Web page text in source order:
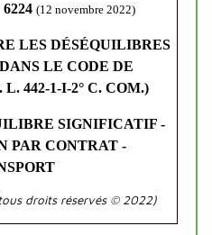
(12 novembre 2022)
LES DÉSÉQUILIBRES
LE CODE DE
442-1-I-2° C. COM.)
SIGNIFICATIF -
PAR CONTRAT -
droits réservés © 2022)